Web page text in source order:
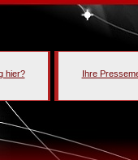
hier? Ihre